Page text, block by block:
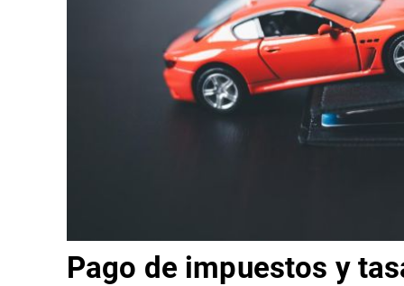
Pago de impuestos y